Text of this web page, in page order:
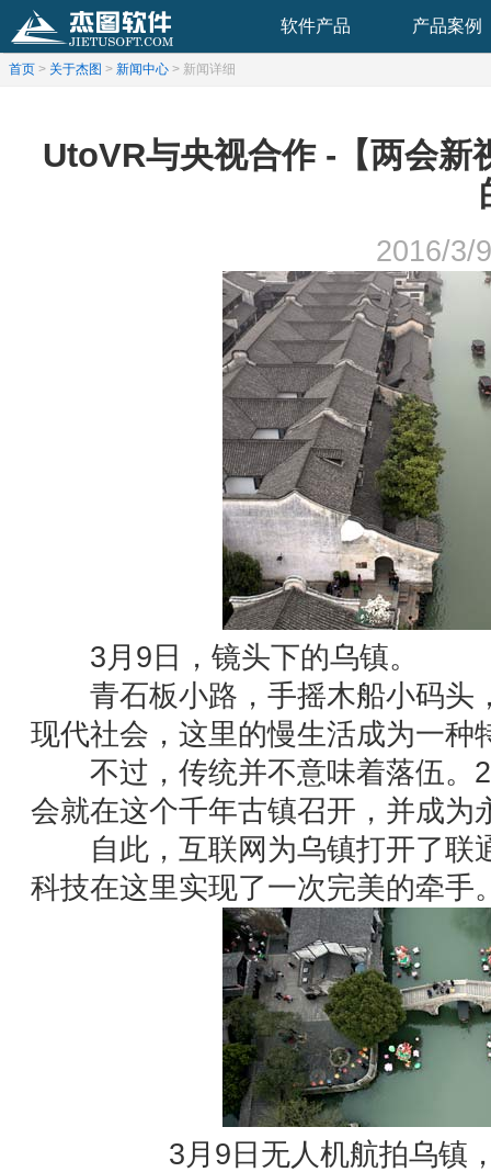
软件产品 产品案例
首页 > 关于杰图 > 新闻中心 > 新闻详细
UtoVR与央视合作 -【两会新
2016/3/
3月9日，镜头下的乌镇。
青石板小路，手摇木船小码头
现代社会，这里的慢生活成为一种
不过，传统并不意味着落伍。
会就在这个千年古镇召开，并成为
自此，互联网为乌镇打开了联
科技在这里实现了一次完美的牵手
3月9日无人机航拍乌镇